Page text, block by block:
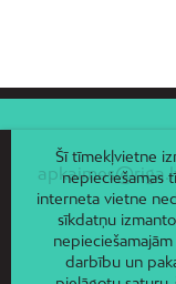
Šī tīmekļvietne
nepieciešamas
interneta vietne
sīkdatņu
darbību un